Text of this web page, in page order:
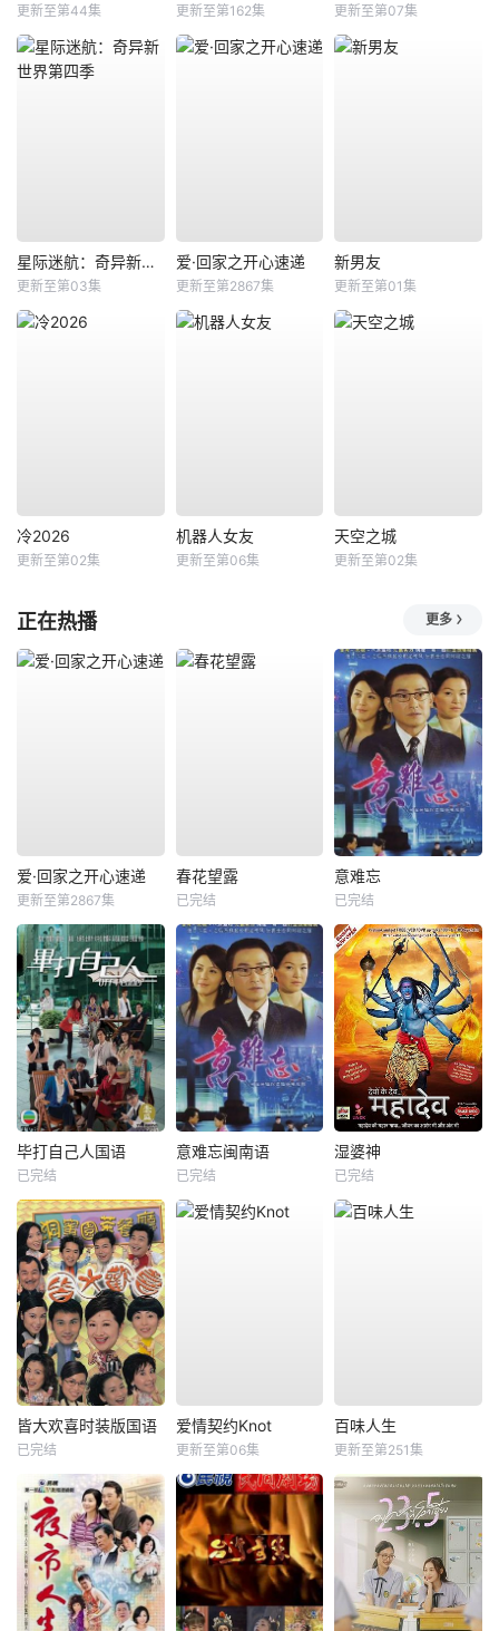
更新至第44集 更新至第162集 更新至第07集
星际迷航：奇异新世界第四季
更新至第03集
爱·回家之开心速递
更新至第2867集
新男友
更新至第01集
冷2026
更新至第02集
机器人女友
更新至第06集
天空之城
更新至第02集
正在热播 更多
爱·回家之开心速递
更新至第2867集
春花望露
已完结
意难忘
已完结
毕打自己人国语
已完结
意难忘闽南语
已完结
湿婆神
已完结
皆大欢喜时装版国语
已完结
爱情契约Knot
更新至第06集
百味人生
更新至第251集